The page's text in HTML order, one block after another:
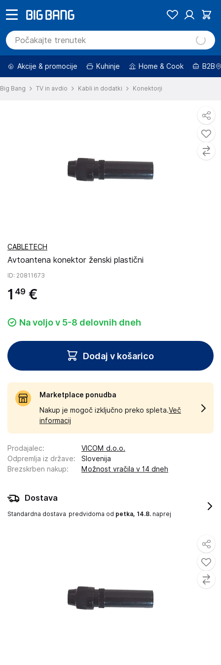
Akcije & promocije Kuhinje Home & Cook B2B
Big Bang TV in avdio Kabli in dodatki Konektorji
CABLETECH
Avtoantena konektor ženski plastični
ID: 20811673
1 49 €
Na voljo v 5-8 delovnih dneh
Dodaj v košarico
Marketplace ponudba
Nakup je mogoč izključno preko spleta.Več
informacij
Prodajalec:
VICOM d.o.o.
Odpremlja iz države:
Slovenija
Brezskrben nakup: Možnost vračila v 14 dneh
Dostava
Standardna dostava predvidoma od petka, 14.8. naprej